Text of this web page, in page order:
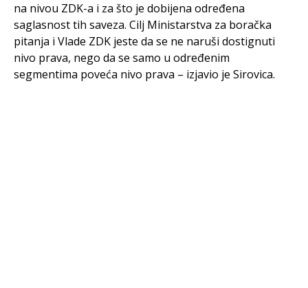
na nivou ZDK-a i za što je dobijena određena
saglasnost tih saveza. Cilj Ministarstva za boračka
pitanja i Vlade ZDK jeste da se ne naruši dostignuti
nivo prava, nego da se samo u određenim
segmentima poveća nivo prava – izjavio je Sirovica.